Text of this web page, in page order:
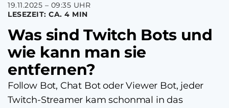
19.11.2025 – 09:35 UHR
LESEZEIT: CA. 4 MIN
Was sind Twitch Bots und
wie kann man sie
entfernen?
Follow Bot, Chat Bot oder Viewer Bot, jeder
Twitch-Streamer kam schonmal in das